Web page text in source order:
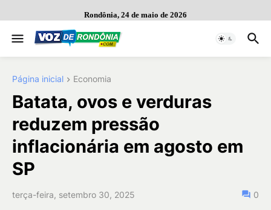
Rondônia, 24 de maio de 2026
Página inicial Economia
Batata, ovos e verduras
reduzem pressão
inflacionária em agosto em
SP
terça-feira, setembro 30, 2025 0